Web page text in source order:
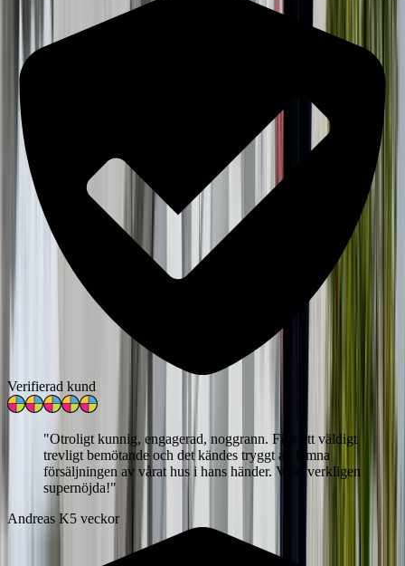
Verifierad kund
"Otroligt kunnig, engagerad, noggrann. Fick ett väldigt
trevligt bemötande och det kändes tryggt att lämna
försäljningen av vårat hus i hans händer. Vi är verkligen
supernöjda!"
Andreas K5 veckor